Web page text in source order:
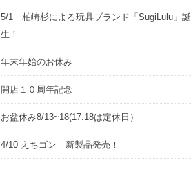
5/1 柏崎杉による玩具ブランド「SugiLulu」誕
生！
年末年始のお休み
開店１０周年記念
お盆休み8/13~18(17.18は定休日）
4/10 えちゴン 新製品発売！